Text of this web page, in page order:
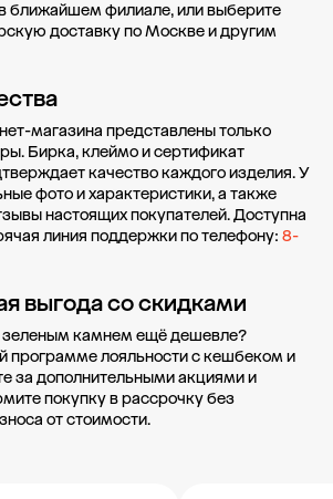
ближайшем филиале, или выберите
доставку по Москве и другим
магазина представлены только
Бирка, клеймо и сертификат
качество каждого изделия. У
фото и характеристики, а также
настоящих покупателей. Доступна
линия поддержки по телефону: 8-
выгода со скидками
зеленым камнем ещё дешевле?
программе лояльностис кешбеком и
за дополнительнымиакциями и
покупку в рассрочкубез
от стоимости.